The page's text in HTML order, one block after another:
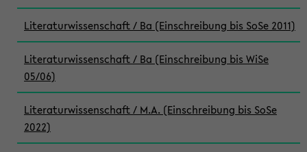
Literaturwissenschaft / Ba (Einschreibung bis SoSe 2011)
Literaturwissenschaft / Ba (Einschreibung bis WiSe
05/06)
Literaturwissenschaft / M.A. (Einschreibung bis SoSe
2022)